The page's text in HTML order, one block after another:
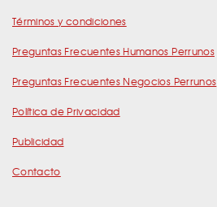
Términos y condiciones
Preguntas Frecuentes Humanos Perrunos
Preguntas Frecuentes Negocios Perrunos
Política de Privacidad
Publicidad
Contacto